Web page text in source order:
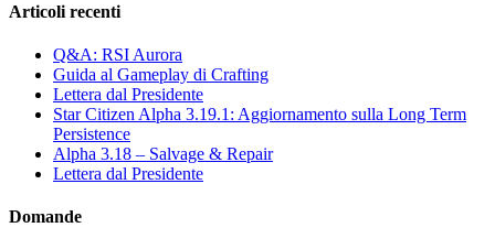
Articoli recenti
Q&A: RSI Aurora
Guida al Gameplay di Crafting
Lettera dal Presidente
Star Citizen Alpha 3.19.1: Aggiornamento sulla Long Term
Persistence
Alpha 3.18 – Salvage & Repair
Lettera dal Presidente
Domande